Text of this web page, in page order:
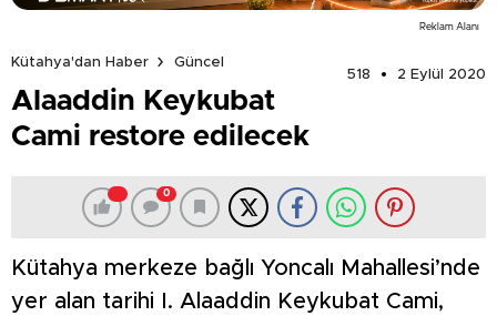
Reklam Alanı
Kütahya'dan Haber
Güncel
518
2 Eylül 2020
Alaaddin Keykubat
Cami restore edilecek
0
Kütahya merkeze bağlı Yoncalı Mahallesi’nde
yer alan tarihi I. Alaaddin Keykubat Cami,